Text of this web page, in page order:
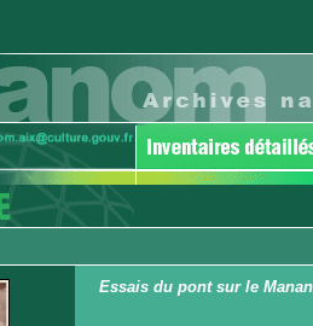
Essais du pont sur le